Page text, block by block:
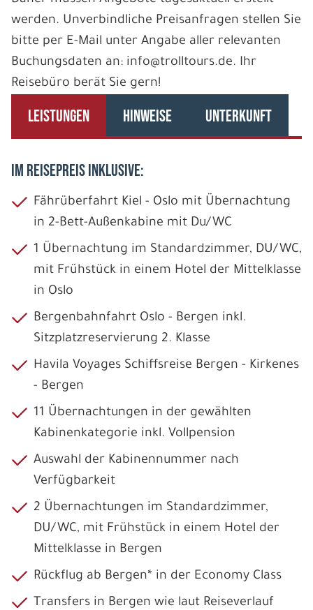
werden. Unverbindliche Preisanfragen stellen Sie
bitte per E-Mail unter Angabe aller relevanten
Buchungsdaten an: info@trolltours.de. Ihr
Reisebüro berät Sie gern!
LEISTUNGEN HINWEISE UNTERKUNFT
IM REISEPREIS INKLUSIVE:
Fährüberfahrt Kiel - Oslo mit Übernachtung
in 2-Bett-Außenkabine mit Du/WC
1 Übernachtung im Standardzimmer, DU/WC,
mit Frühstück in einem Hotel der Mittelklasse
in Oslo
Bergenbahnfahrt Oslo - Bergen inkl.
Sitzplatzreservierung 2. Klasse
Havila Voyages Schiffsreise Bergen - Kirkenes
- Bergen
11 Übernachtungen in der gewählten
Kabinenkategorie inkl. Vollpension
Auswahl der Kabinennummer nach
Verfügbarkeit
2 Übernachtungen im Standardzimmer,
DU/WC, mit Frühstück in einem Hotel der
Mittelklasse in Bergen
Rückflug ab Bergen* in der Economy Class
Transfers in Bergen wie laut Reiseverlauf